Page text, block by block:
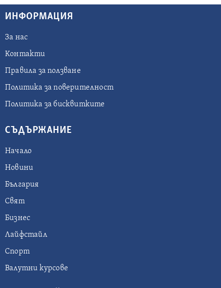
ИНФОРМАЦИЯ
За нас
Контакти
Правила за ползване
Политика за поверителност
Политика за бисквитките
СЪДЪРЖАНИЕ
Начало
Новини
България
Свят
Бизнес
Лайфстайл
Спорт
Валутни курсове